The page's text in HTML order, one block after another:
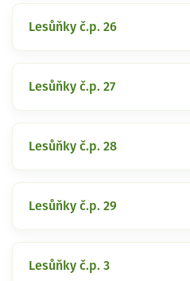
Lesůňky č.p. 26
Lesůňky č.p. 27
Lesůňky č.p. 28
Lesůňky č.p. 29
Lesůňky č.p. 3